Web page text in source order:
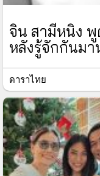
จิน สามีหนิง พู
หลังรู้จักกันม
ดาราไทย